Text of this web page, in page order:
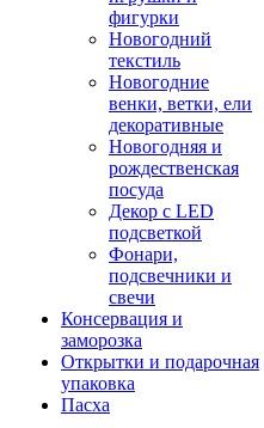
фигурки
Новогодний
текстиль
Новогодние
венки, ветки, ели
декоративные
Новогодняя и
рождественская
посуда
Декор с LED
подсветкой
Фонари,
подсвечники и
свечи
Консервация и
заморозка
Открытки и подарочная
упаковка
Пасха